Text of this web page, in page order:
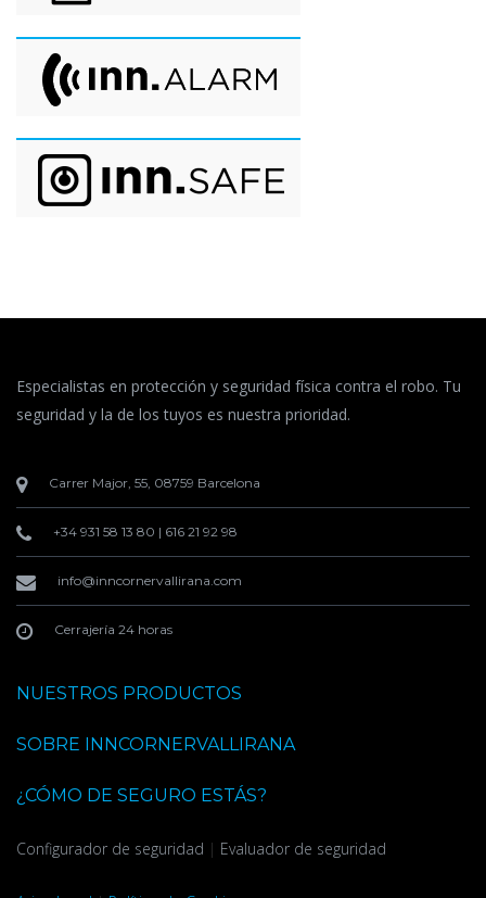
Especialistas en protección y seguridad física contra el robo. Tu
seguridad y la de los tuyos es nuestra prioridad.
Carrer Major, 55, 08759 Barcelona
+34 931 58 13 80 | 616 21 92 98
info@inncornervallirana.com
Cerrajería 24 horas
NUESTROS PRODUCTOS
SOBRE INNCORNERVALLIRANA
¿CÓMO DE SEGURO ESTÁS?
Configurador de seguridad | Evaluador de seguridad